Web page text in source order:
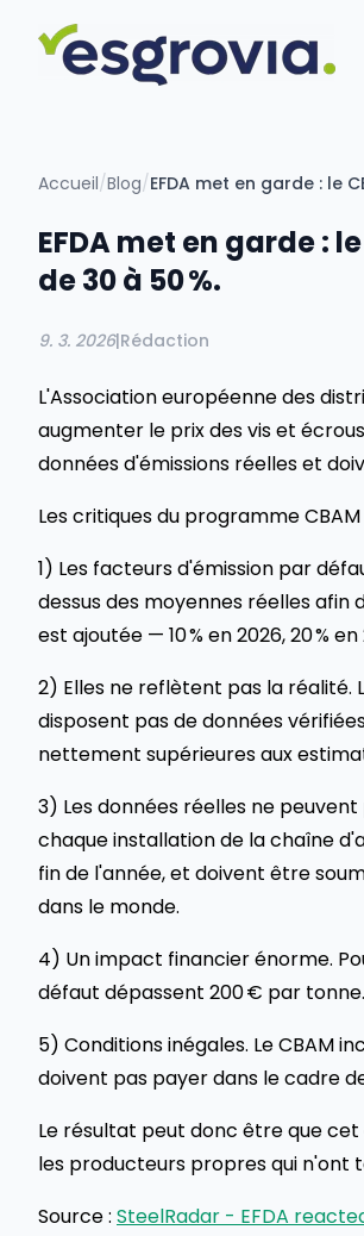
Accueil/Blog/EFDA met en garde : le
EFDA met en garde :
de 30 à 50 %.
9. 3. 2026|Rédaction
L'Association européenne des
augmenter le prix des vis et
données d'émissions réelles et
Les critiques du programme
1) Les facteurs d'émission par
dessus des moyennes réelles
est ajoutée — 10 % en 2026, 20 %
2) Elles ne reflètent pas la réalité.
disposent pas de données
nettement supérieures aux
3) Les données réelles ne
chaque installation de la chaîne
fin de l'année, et doivent être
dans le monde.
4) Un impact financier énorme.
défaut dépassent 200 € par
5) Conditions inégales. Le CBAM
doivent pas payer dans le cadre
Le résultat peut donc être que
les producteurs propres qui n'ont
Source : SteelRadar - EFDA